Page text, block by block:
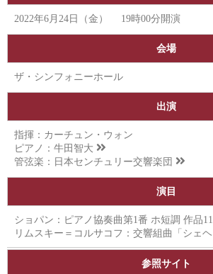
2022年6月24日（金） 19時00分開演
会場
ザ・シンフォニーホール
出演
指揮：カーチュン・ウォン
ピアノ： 牛田智大
管弦楽： 日本センチュリー交響楽団
演目
ショパン：ピアノ協奏曲第1番 ホ短調 作品11
リムスキー＝コルサコフ：交響組曲「シェ
参照サイト